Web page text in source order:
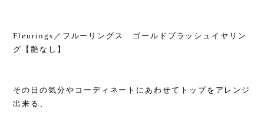
Fleurings／フルーリングス ゴールドブラッシュイヤリン
グ【艶なし】
その日の気分やコーディネートにあわせてトップをアレンジ
出来る、